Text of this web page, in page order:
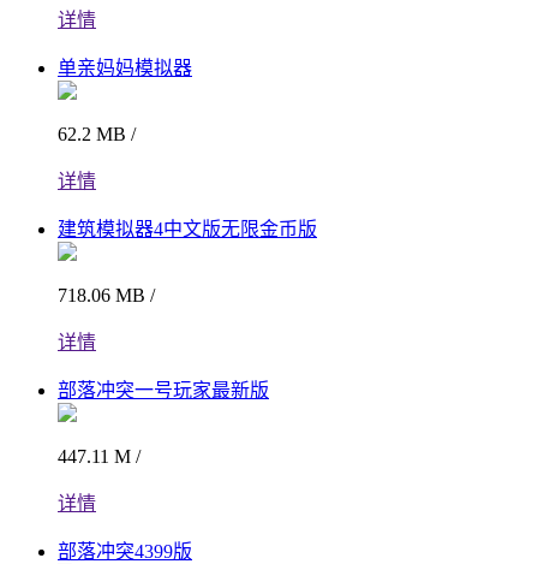
详情
单亲妈妈模拟器
62.2 MB /
详情
建筑模拟器4中文版无限金币版
718.06 MB /
详情
部落冲突一号玩家最新版
447.11 M /
详情
部落冲突4399版